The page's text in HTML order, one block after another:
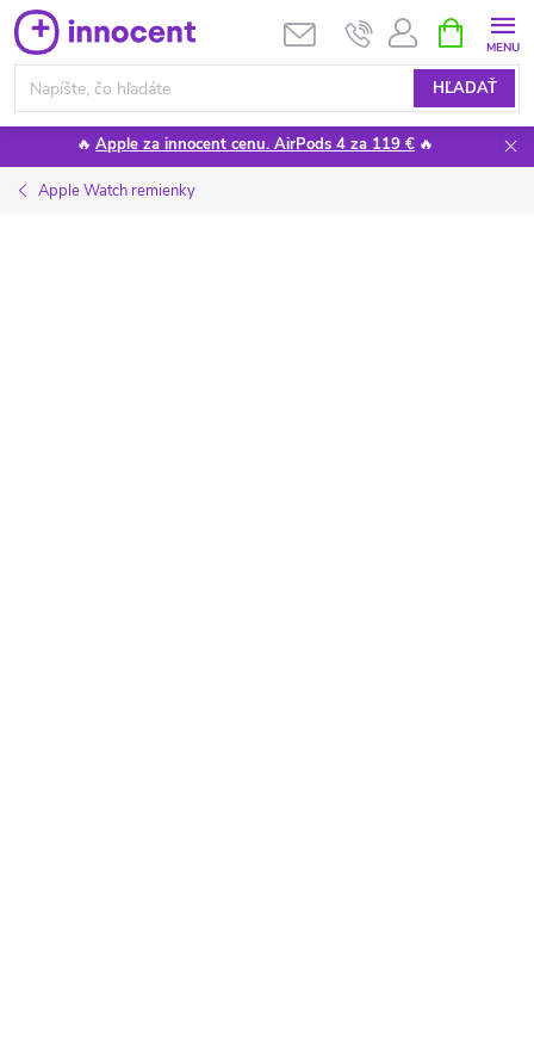
Prejsť
na
obsah
HĽADAŤ
KOŠÍK
🔥 Apple za innocent cenu. AirPods 4 za 119 € 🔥
Apple Watch remienky